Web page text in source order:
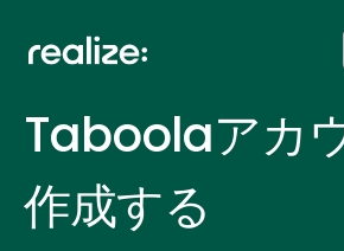
Taboolaアカ
作成する